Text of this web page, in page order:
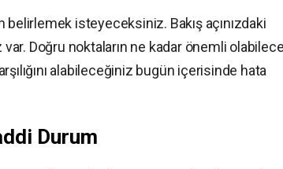
belirlemek isteyeceksiniz. Bakış açınızdaki
Doğru noktaların ne kadar önemli
alabileceğiniz bugün içerisinde hata
Durum